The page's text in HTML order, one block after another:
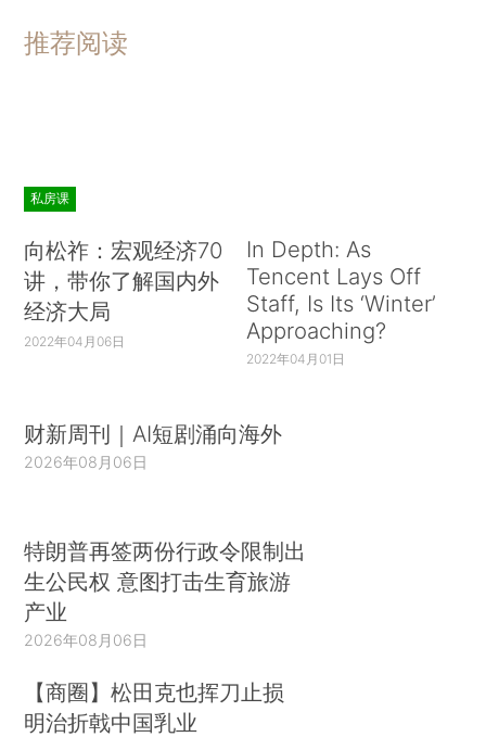
推荐阅读
私房课
向松祚：宏观经济70
讲，带你了解国内外
经济大局
2022年04月06日
In Depth: As
Tencent Lays Off
Staff, Is Its ‘Winter’
Approaching?
2022年04月01日
财新周刊｜AI短剧涌向海外
2026年08月06日
特朗普再签两份行政令限制出
生公民权 意图打击生育旅游
产业
2026年08月06日
【商圈】松田克也挥刀止损
明治折戟中国乳业